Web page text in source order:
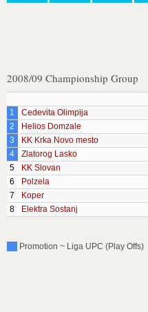
2008/09 Championship Group
1
Cedevita Olimpija
2
Helios Domzale
3
KK Krka Novo mesto
4
Zlatorog Lasko
5
KK Slovan
6
Polzela
7
Koper
8
Elektra Sostanj
Promotion ~ Liga UPC (Play Offs)